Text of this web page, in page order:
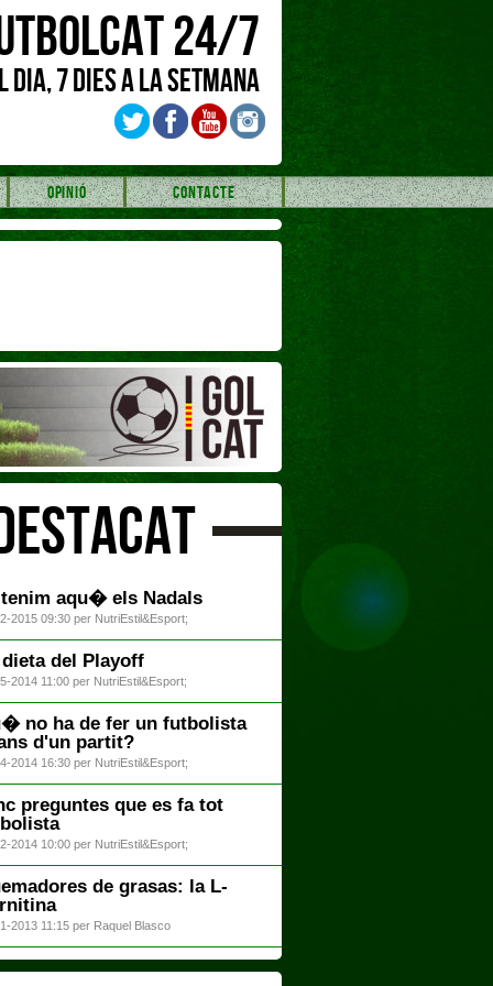
24/7
DIA, 7 DIES A LA SETMANA
OPINIÓ CONTACTE
aqu� els Nadals
2015 09:30 per NutriEstil&Esport;
dieta del Playoff
2014 11:00 per NutriEstil&Esport;
no ha de fer un futbolista
d'un partit?
2014 16:30 per NutriEstil&Esport;
preguntes que es fa tot
2014 10:00 per NutriEstil&Esport;
de grasas: la L-
2013 11:15 per Raquel Blasco